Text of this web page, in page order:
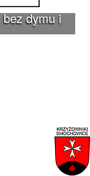
dymu i